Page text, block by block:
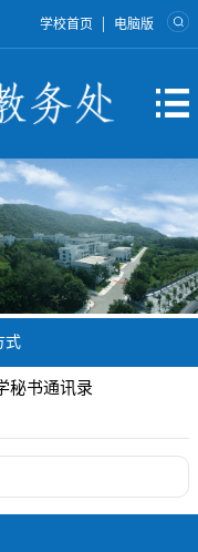
学校首页 | 电脑版
式
秘书通讯录